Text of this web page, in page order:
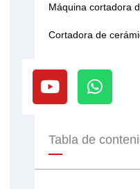
Máquina cortadora
Cortadora de
Y
o
u
u
b
e
W
h
a
s
p
Tabla de